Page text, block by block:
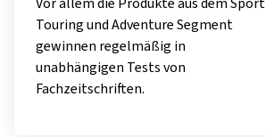
Touring und Adventure Segment
gewinnen regelmäßig in
unabhängigen Tests von
Fachzeitschriften.